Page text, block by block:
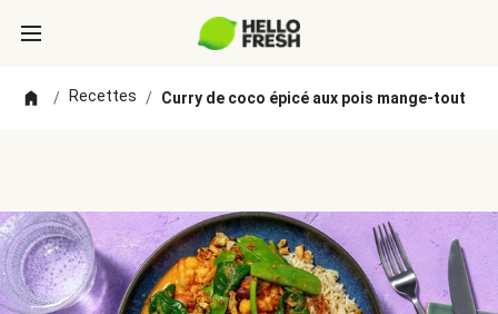
/ Recettes / Curry de coco épicé aux pois mange-tout